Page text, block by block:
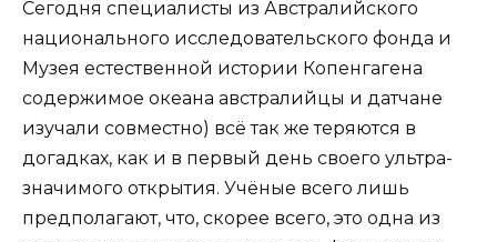
Сегодня специалисты из Австралийского
национального исследовательского фонда и
Музея естественной истории Копенгагена
содержимое океана австралийцы и датчане
изучали совместно) всё так же теряются в
догадках, как и в первый день своего ультра-
значимого открытия. Учёные всего лишь
предполагают, что, скорее всего, это одна из